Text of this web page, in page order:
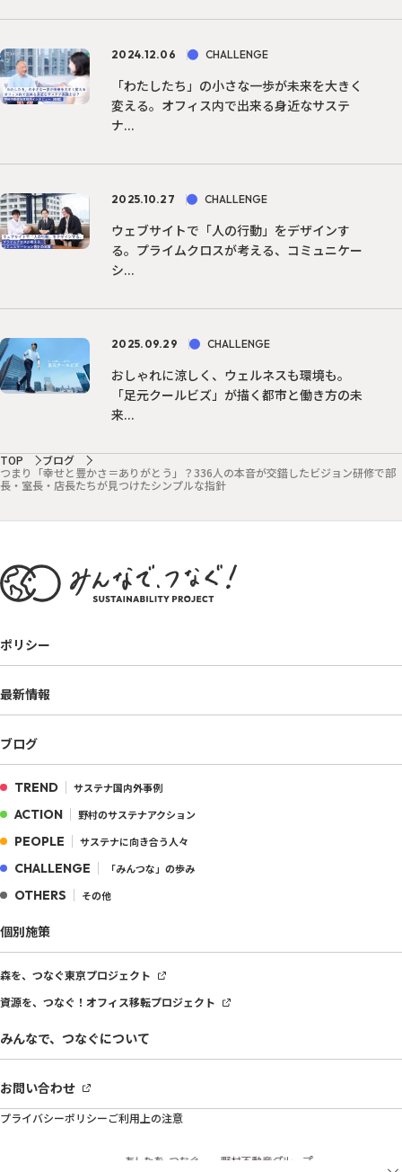
2024.12.06 CHALLENGE
「わたしたち」の小さな一歩が未来を大きく
変える。オフィス内で出来る身近なサステ
ナ...
2025.10.27 CHALLENGE
ウェブサイトで「人の行動」をデザインす
る。プライムクロスが考える、コミュニケー
シ...
2025.09.29 CHALLENGE
おしゃれに涼しく、ウェルネスも環境も。
「足元クールビズ」が描く都市と働き方の未
来...
TOP
ブログ
つまり「幸せと豊かさ＝ありがとう」？336人の本音が交錯したビジョン研修で部
長・室長・店長たちが見つけたシンプルな指針
ポリシー
最新情報
ブログ
TREND サステナ国内外事例
ACTION 野村のサステナアクション
PEOPLE サステナに向き合う人々
CHALLENGE 「みんつな」の歩み
OTHERS その他
個別施策
森を、つなぐ東京プロジェクト
資源を、つなぐ！ オフィス移転プロジェクト
みんなで、つなぐについて
お問い合わせ
プライバシーポリシーご利用上の注意